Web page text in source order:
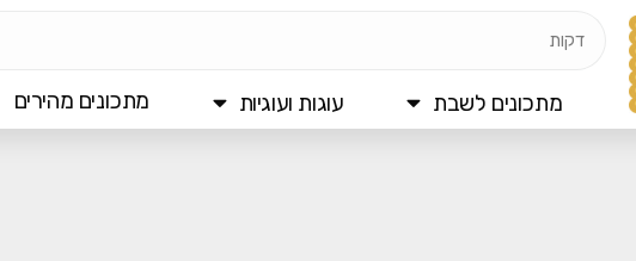
מתכונים לשבת עוגות ועוגיות מתכונים מהירים